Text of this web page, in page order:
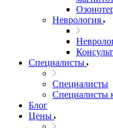
Неврология
Специалисты
Специалисты
Специалисты
Блог
Цены